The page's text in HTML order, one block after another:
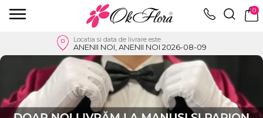
0
Locatia si data de livrare este
ANENII NOI, ANENII NOI 2026-08-09